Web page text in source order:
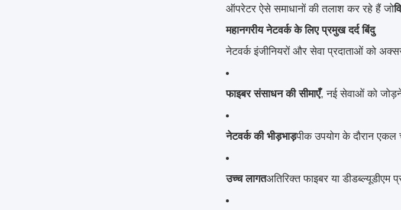
ऑपरेटर ऐसे समाधानों की तलाश कर रहे हैं जो
महानगरीय नेटवर्क के लिए प्रमुख दर्द बिंदु
नेटवर्क इंजीनियरों और सेवा प्रदाताओं को
फाइबर संसाधन की सीमाएँ, नई सेवाओं को जोड़ने
नेटवर्क की भीड़भाड़पीक उपयोग के दौरान
उच्च लागतअतिरिक्त फाइबर या डीडब्ल्यूडीएम